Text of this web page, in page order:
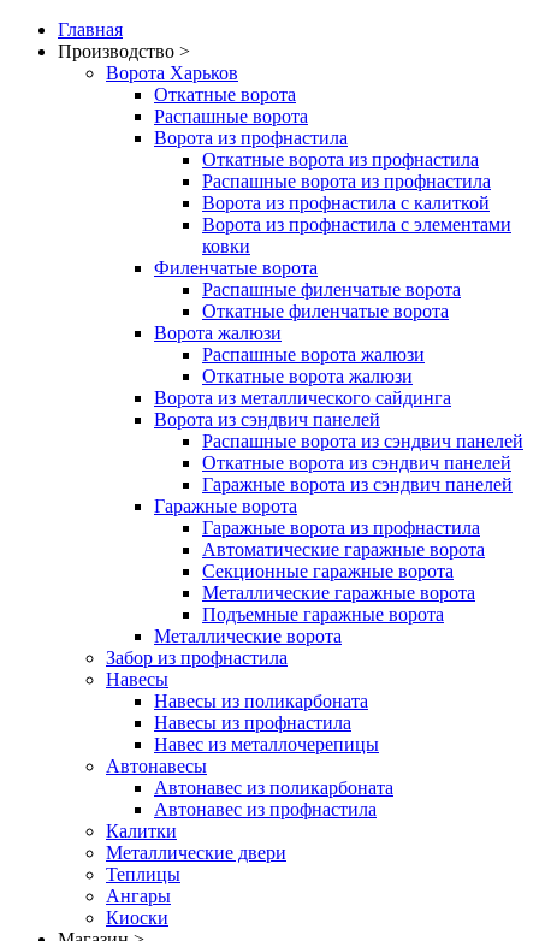
Главная
Производство >
Ворота Харьков
Откатные ворота
Распашные ворота
Ворота из профнастила
Откатные ворота из профнастила
Распашные ворота из профнастила
Ворота из профнастила с калиткой
Ворота из профнастила с элементами
ковки
Филенчатые ворота
Распашные филенчатые ворота
Откатные филенчатые ворота
Ворота жалюзи
Распашные ворота жалюзи
Откатные ворота жалюзи
Ворота из металлического сайдинга
Ворота из сэндвич панелей
Распашные ворота из сэндвич панелей
Откатные ворота из сэндвич панелей
Гаражные ворота из сэндвич панелей
Гаражные ворота
Гаражные ворота из профнастила
Автоматические гаражные ворота
Секционные гаражные ворота
Металлические гаражные ворота
Подъемные гаражные ворота
Металлические ворота
Забор из профнастила
Навесы
Навесы из поликарбоната
Навесы из профнастила
Навес из металлочерепицы
Автонавесы
Автонавес из поликарбоната
Автонавес из профнастила
Калитки
Металлические двери
Теплицы
Ангары
Киоски